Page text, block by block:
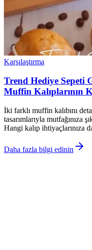
Karşılaştırma
Trend Hediye Sepeti
Muffin Kalıplarının
İki farklı muffin kalıbını
tasarımlarıyla mutfağınıza
Hangi kalıp ihtiyaçlarınıza
Daha fazla bilgi edinin